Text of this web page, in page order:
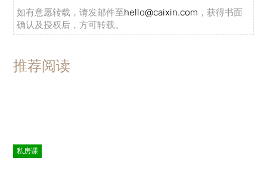
如有意愿转载，请发邮件至hello@caixin.com ，获得书面
确认及授权后，方可转载。
推荐阅读
私房课